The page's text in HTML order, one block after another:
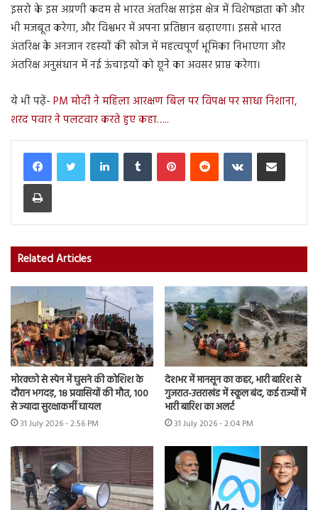
इसरो के इस अग्रणी कदम से भारत अंतरिक्ष साइंस क्षेत्र में विशेषज्ञता को और
भी मजबूत करेगा, और विश्वभर में अपना प्रतिष्ठान बढ़ाएगा। इससे भारत
अंतरिक्ष के अनजान रहस्यों की खोज में महत्वपूर्ण भूमिका निभाएगा और
अंतरिक्ष अनुसंधान में नई ऊंचाइयों को छूने का अवसर प्राप्त करेगा।
ये भी पढ़ें- PM मोदी ने महिला आरक्षण बिल पर विपक्ष पर साधा निशाना,
शरद पवार ने पलटवार करते हुए कहा…..
LinkedInTumblr PinterestReddit VKontakteShare via Email
Print
Related Articles
मोरक्को से स्पेन में घुसने की कोशिश के
दौरान भगदड़, 18 प्रवासियों की मौत, 100
से ज्यादा सुरक्षाकर्मी घायल
31 July 2026 - 2:56 PM
देशभर में मानसून का कहर, भारी बारिश से
गुजरात-उत्तराखंड में स्कूल बंद, कई राज्यों में
भारी बारिश का अलर्ट
31 July 2026 - 2:04 PM